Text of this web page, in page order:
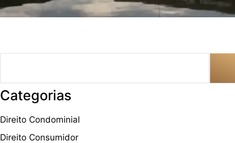
Categorias
Direito Condominial
Direito Consumidor